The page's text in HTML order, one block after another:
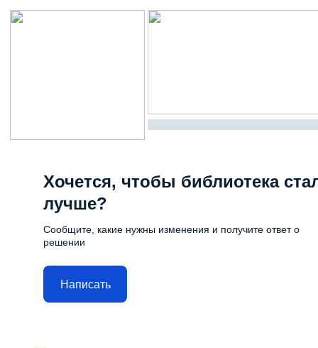
Хочется, чтобы библиотека
лучше?
Сообщите, какие нужны изменения и получите ответ о
решении
Написать